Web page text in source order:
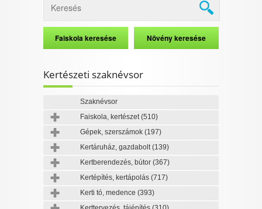
Kertészeti szaknévsor
Szaknévsor
Faiskola, kertészet(510)
Gépek, szerszámok (197)
Kertáruház, gazdabolt(139)
Kertberendezés, bútor (367)
Kertépítés, kertápolás (717)
Kerti tó, medence (393)